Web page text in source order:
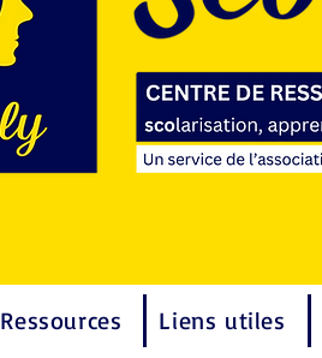
Ressources Liens utiles